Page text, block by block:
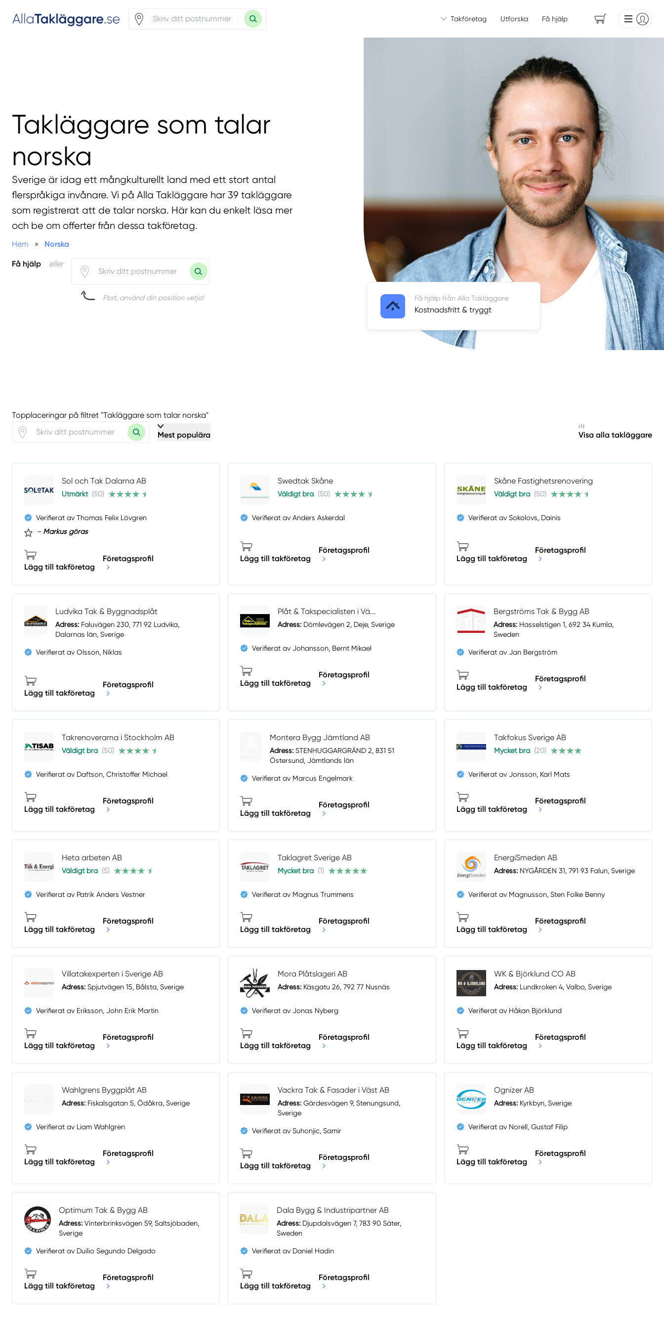
Takföretag Utforska Få hjälp
Takläggare som talar
norska
Sverige är idag ett mångkulturellt land med ett stort antal
flerspråkiga invånare. Vi på Alla Takläggare har 39 takläggare
som registrerat att de talar norska. Här kan du enkelt läsa mer
och be om offerter från dessa takföretag.
Hem » Norska
Få hjälp eller
Psst, använd din position vetja! Få hjälp från Alla Takläggare
Kostnadsfritt & tryggt
Topplaceringar på filtret "Takläggare som talar norska"
Mest populära Visa alla takläggare
Sol och Tak Dalarna AB
Utmärkt (50)
Verifierat av Thomas Felix Lövgren
– Markus göras
Lägg till takföretag
Företagsprofil
Swedtak Skåne
Väldigt bra (50)
Verifierat av Anders Askerdal
Lägg till takföretag
Företagsprofil
Skåne Fastighetsrenovering
Väldigt bra (50)
Verifierat av Sokolovs, Dainis
Lägg till takföretag
Företagsprofil
Ludvika Tak & Byggnadsplåt
Adress:Faluvägen 230, 771 92 Ludvika,
Dalarnas län, Sverige
Verifierat av Olsson, Niklas
Lägg till takföretag
Företagsprofil
Plåt & Takspecialisten i Vä...
Adress: Dömlevägen 2, Deje, Sverige
Verifierat av Johansson, Bernt Mikael
Lägg till takföretag
Företagsprofil
Bergströms Tak & Bygg AB
Adress: Hasselstigen 1, 692 34 Kumla,
Sweden
Verifierat av Jan Bergström
Lägg till takföretag
Företagsprofil
Takrenoverarna i Stockholm AB
Väldigt bra (50)
Verifierat av Daftson, Christoffer Michael
Lägg till takföretag
Företagsprofil
Montera Bygg Jämtland AB
Adress: STENHUGGARGRÄND 2, 831 51
Östersund, Jämtlands län
Verifierat av Marcus Engelmark
Lägg till takföretag
Företagsprofil
Takfokus Sverige AB
Mycket bra (20)
Verifierat av Jonsson, Karl Mats
Lägg till takföretag
Företagsprofil
Heta arbeten AB
Väldigt bra (5)
Verifierat av Patrik Anders Vestner
Lägg till takföretag
Företagsprofil
Taklagret Sverige AB
Mycket bra (1)
Verifierat av Magnus Trummens
Lägg till takföretag
Företagsprofil
EnergiSmeden AB
Adress:NYGÅRDEN 31, 791 93 Falun, Sverige
Verifierat av Magnusson, Sten Folke Benny
Lägg till takföretag
Företagsprofil
Villatakexperten i Sverige AB
Adress: Spjutvägen 15, Bålsta, Sverige
Verifierat av Eriksson, John Erik Martin
Lägg till takföretag
Företagsprofil
Mora Plåtslageri AB
Adress: Käsgatu 26, 792 77 Nusnäs
Verifierat av Jonas Nyberg
Lägg till takföretag
Företagsprofil
WK & Björklund CO AB
Adress:Lundkroken 4, Valbo, Sverige
Verifierat av Håkan Björklund
Lägg till takföretag
Företagsprofil
Wahlgrens Byggplåt AB
Adress: Fiskalsgatan 5, Ödåkra, Sverige
Verifierat av Liam Wahlgren
Lägg till takföretag
Företagsprofil
Vackra Tak & Fasader i Väst AB
Adress:Gärdesvägen 9, Stenungsund,
Sverige
Verifierat av Suhonjic, Samir
Lägg till takföretag
Företagsprofil
Ognizer AB
Adress:Kyrkbyn, Sverige
Verifierat av Norell, Gustaf Filip
Lägg till takföretag
Företagsprofil
Optimum Tak & Bygg AB
Adress:Vinterbrinksvägen 59, Saltsjöbaden,
Sverige
Verifierat av Duilio Segundo Delgado
Lägg till takföretag
Företagsprofil
Dala Bygg & Industripartner AB
Adress: Djupdalsvägen 7, 783 90 Säter,
Sweden
Verifierat av Daniel Hadin
Lägg till takföretag
Företagsprofil